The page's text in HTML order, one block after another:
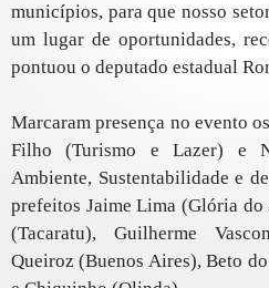
municípios, para que nosso
um lugar de oportunidades,
pontuou o deputado estadual
Marcaram presença no evento
Filho (Turismo e Lazer) e
Ambiente, Sustentabilidade e
prefeitos Jaime Lima (Glória
(Tacaratu), Guilherme
Queiroz (Buenos Aires), Beto